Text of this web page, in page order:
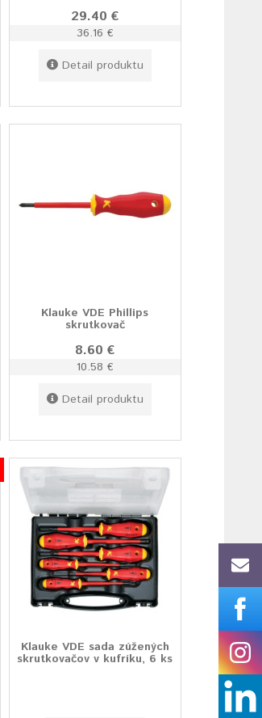
29.40 €
36.16 €
Detail produktu
Klauke VDE Phillips
skrutkovač
8.60 €
10.58 €
Detail produktu
Klauke VDE sada zúžených
skrutkovačov v kufríku, 6 ks